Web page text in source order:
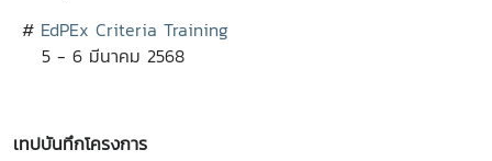
# EdPEx Criteria Training
5 - 6 มีนาคม 2568
เทปบันทึกโครงการ